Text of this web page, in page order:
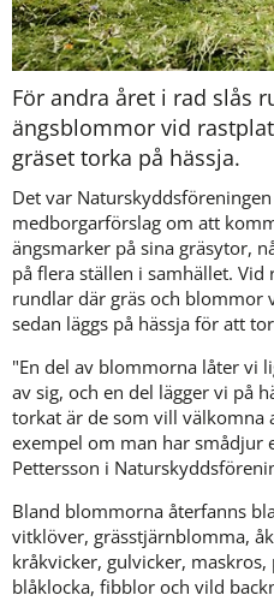
För andra året i rad slås
ängsblommor vid
gräset torka på hässja.
Det var
medborgarförslag om att
ängsmarker på sina gräsytor,
på flera ställen i samhället.
rundlar där gräs och blommor
sedan läggs på hässja för att
"En del av blommorna låter vi
av sig, och en del lägger vi på
torkat är de som vill välkomna
exempel om man har smådjur
Pettersson i
Bland blommorna återfanns
vitklöver, grässtjärnblomma,
kråkvicker, gulvicker,
blåklocka, fibblor och vild